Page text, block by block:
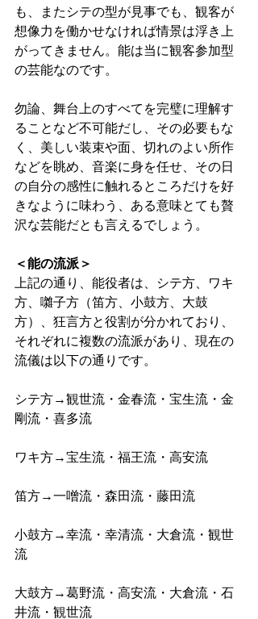
も、またシテの型が見事でも、観客が
想像力を働かせなければ情景は浮き上
がってきません。能は当に観客参加型
の芸能なのです。
勿論、舞台上のすべてを完璧に理解す
ることなど不可能だし、その必要もな
く、美しい装束や面、切れのよい所作
などを眺め、音楽に身を任せ、その日
の自分の感性に触れるところだけを好
きなように味わう、ある意味とても贅
沢な芸能だとも言えるでしょう。
＜能の流派＞
上記の通り、能役者は、シテ方、ワキ
方、囃子方（笛方、小鼓方、大鼓
方）、狂言方と役割が分かれており、
それぞれに複数の流派があり、現在の
流儀は以下の通りです。
シテ方→観世流・金春流・宝生流・金
剛流・喜多流
ワキ方→宝生流・福王流・高安流
笛方→一噌流・森田流・藤田流
小鼓方→幸流・幸清流・大倉流・観世
流
大鼓方→葛野流・高安流・大倉流・石
井流・観世流